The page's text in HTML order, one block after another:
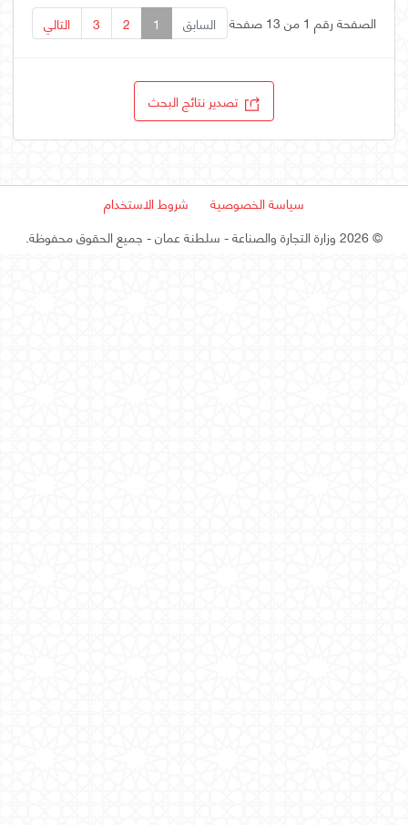
الصفحة رقم 1 من 13 صفحة السابق 1
2
3 التالي
تصدير نتائج البحث
سياسة الخصوصية
شروط الاستخدام
©2026 وزارة التجارة والصناعة - سلطنة عمان - جميع الحقوق محفوظة.